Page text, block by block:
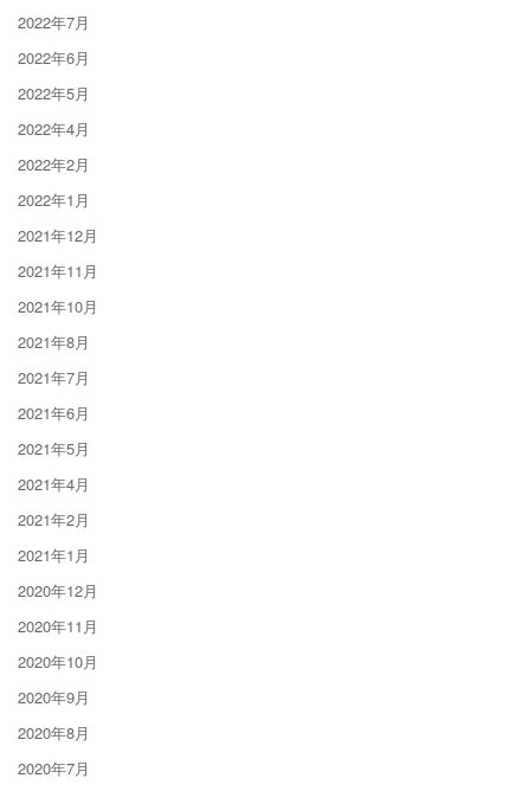
2022年7月
2022年6月
2022年5月
2022年4月
2022年2月
2022年1月
2021年12月
2021年11月
2021年10月
2021年8月
2021年7月
2021年6月
2021年5月
2021年4月
2021年2月
2021年1月
2020年12月
2020年11月
2020年10月
2020年9月
2020年8月
2020年7月